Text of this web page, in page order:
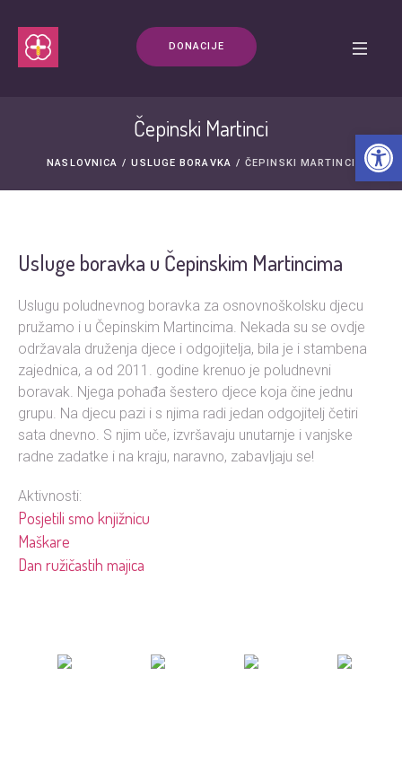
DONACIJE
Čepinski Martinci
NASLOVNICA / USLUGE BORAVKA / ČEPINSKI MARTINCI
Usluge boravka u Čepinskim Martincima
Uslugu poludnevnog boravka za osnovnoškolsku djecu
pružamo i u Čepinskim Martincima. Nekada su se ovdje
održavala druženja djece i odgojitelja, bila je i stambena
zajednica, a od 2011. godine krenuo je poludnevni
boravak. Njega pohađa šestero djece koja čine jednu
grupu. Na djecu pazi i s njima radi jedan odgojitelj četiri
sata dnevno. S njim uče, izvršavaju unutarnje i vanjske
radne zadatke i na kraju, naravno, zabavljaju se!
Aktivnosti:
Posjetili smo knjižnicu
Maškare
Dan ružičastih majica